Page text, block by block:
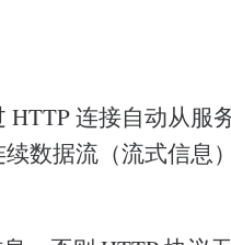
HTTP 连接自动从服
数据流（流式信息）